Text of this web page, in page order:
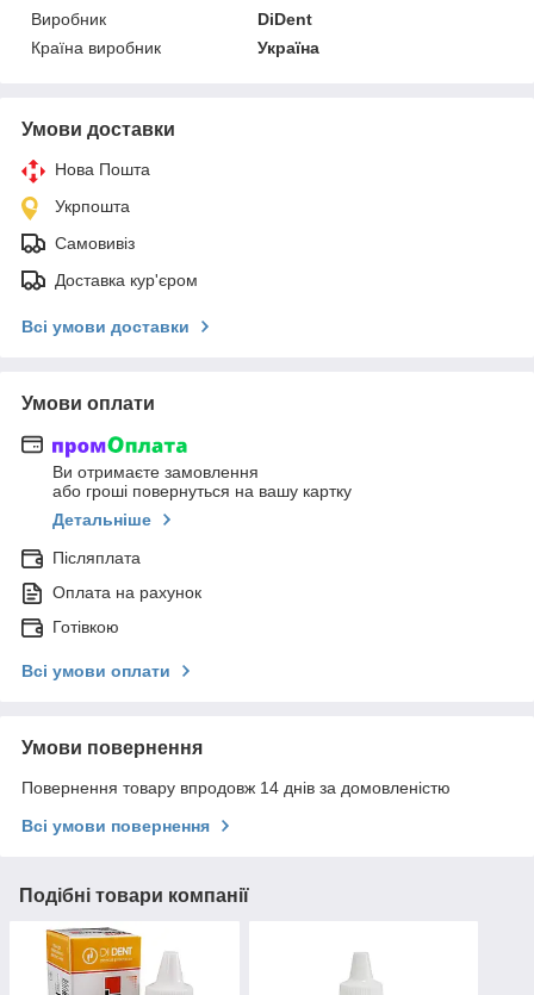
Виробник
DiDent
Країна виробник
Україна
Умови доставки
Нова Пошта
Укрпошта
Самовивіз
Доставка кур'єром
Всі умови доставки
Умови оплати
Ви отримаєте замовлення
або гроші повернуться на вашу картку
Детальніше
Післяплата
Оплата на рахунок
Готівкою
Всі умови оплати
Умови повернення
Повернення товару впродовж 14 днів за домовленістю
Всі умови повернення
Подібні товари компанії